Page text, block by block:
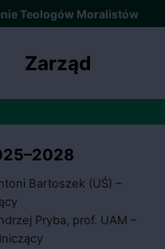
Teologów Moralistów
Zarząd
Bartoszek (UŚ) –
Pryba, prof. UAM –